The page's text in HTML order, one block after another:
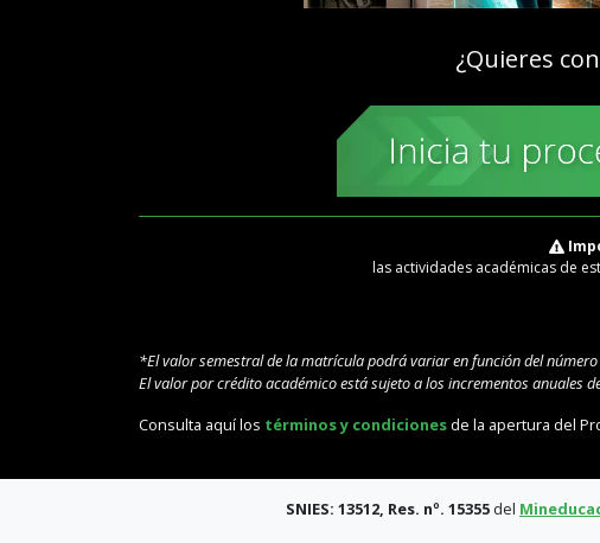
¿Quieres
las actividades académicas de
*El valor semestral de la matrícula podrá variar en función del
El valor por crédito académico está sujeto a los incrementos anuales
Consulta aquí los términos y condicionesde la apertura del
SNIES: 13512, Res. nº. 15355 del